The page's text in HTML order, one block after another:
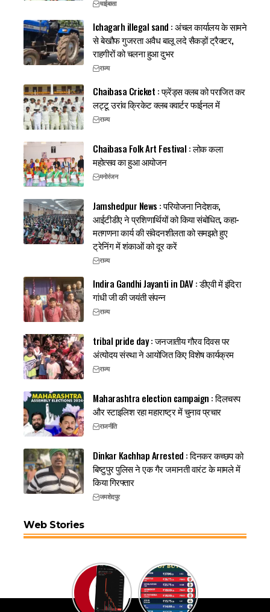
चाईबासा
Ichagarh illegal sand : अंचल कार्यालय के सामने
से बेखौफ गुजरता अवैध बालू लदे सैकड़ों ट्रैक्टर,
राहगीरों को चलना हुआ दुभर
राज्य
Chaibasa Cricket : फ्रेंड्स क्लब को पराजित कर
लट्टू उरांव क्रिकेट क्लब क्वार्टर फाईनल में
राज्य
Chaibasa Folk Art Festival : लोक कला
महोत्सव का हुआ आयोजन
मनोरंजन
Jamshedpur News : परियोजना निदेशक,
आईटीडीए ने प्रशिणार्थियों को किया संबोधित, कहा-
मतगणना कार्य की संवेदनशीलता को समझते हुए
ट्रेनिंग में शंकाओं को दूर करें
राज्य
Indira Gandhi Jayanti in DAV : डीएवी में इंदिरा
गांधी जी की जयंती संपन्न
राज्य
tribal pride day : जनजातीय गौरव दिवस पर
अंत्योदय संस्था ने आयोजित किए विशेष कार्यक्रम
राज्य
Maharashtra election campaign : दिलचस्प
और स्टाइलिश रहा महाराष्ट्र में चुनाव प्रचार
राजनीति
Dinkar Kachhap Arrested : दिनकर कच्छप को
बिष्टुपुर पुलिस ने एक गैर जमानती वारंट के मामले में
किया गिरफ्तार
जमशेदपुर
Web Stories